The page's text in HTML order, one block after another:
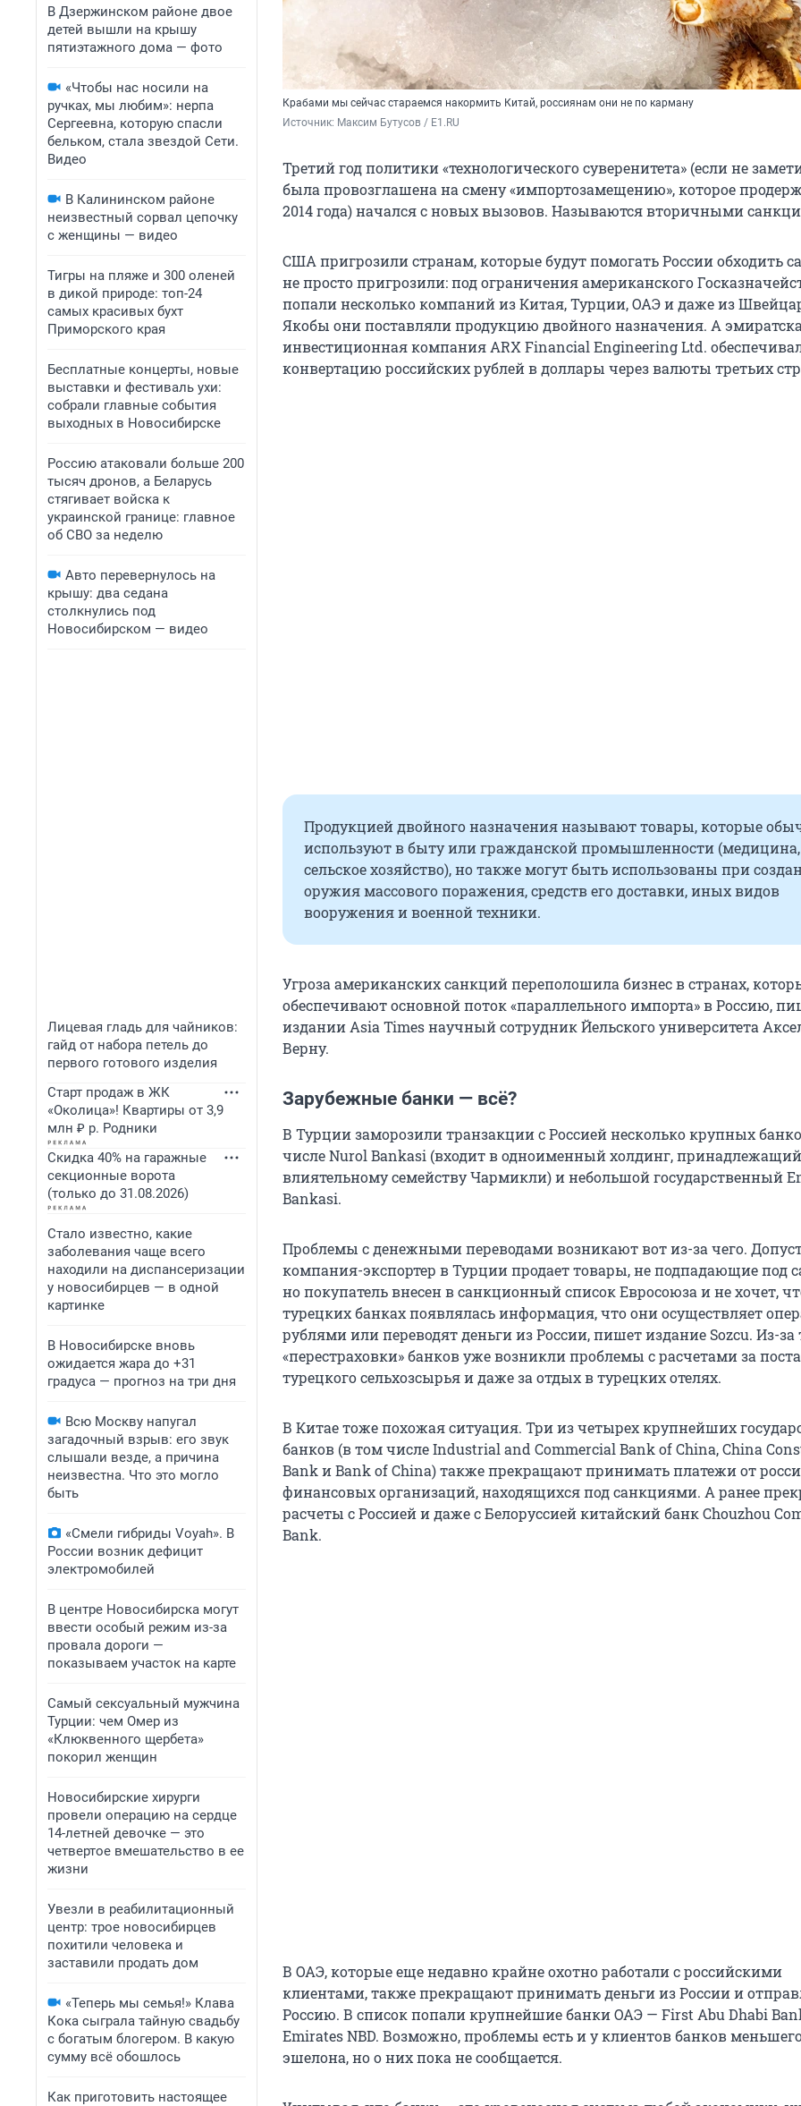
В Дзержинском районе двое
детей вышли на крышу
пятиэтажного дома — фото
«Чтобы нас носили на
ручках, мы любим»: нерпа
Сергеевна, которую спасли
бельком, стала звездой Сети.
Видео
В Калининском районе
неизвестный сорвал цепочку
с женщины — видео
Тигры на пляже и 300 оленей
в дикой природе: топ-24
самых красивых бухт
Приморского края
Бесплатные концерты, новые
выставки и фестиваль ухи:
собрали главные события
выходных в Новосибирске
Россию атаковали больше 200
тысяч дронов, а Беларусь
стягивает войска к
украинской границе: главное
об СВО за неделю
Авто перевернулось на
крышу: два седана
столкнулись под
Новосибирском — видео
Лицевая гладь для чайников:
гайд от набора петель до
первого готового изделия
Старт продаж в ЖК
«Околица»! Квартиры от 3,9
млн ₽ р. Родники
Скидка 40% на гаражные
секционные ворота
(только до 31.08.2026)
Стало известно, какие
заболевания чаще всего
находили на диспансеризации
у новосибирцев — в одной
картинке
В Новосибирске вновь
ожидается жара до +31
градуса — прогноз на три дня
Всю Москву напугал
загадочный взрыв: его звук
слышали везде, а причина
неизвестна. Что это могло
быть
«Смели гибриды Voyah». В
России возник дефицит
электромобилей
В центре Новосибирска могут
ввести особый режим из-за
провала дороги —
показываем участок на карте
Самый сексуальный мужчина
Турции: чем Омер из
«Клюквенного щербета»
покорил женщин
Новосибирские хирурги
провели операцию на сердце
14-летней девочке — это
четвертое вмешательство в ее
жизни
Увезли в реабилитационный
центр: трое новосибирцев
похитили человека и
заставили продать дом
«Теперь мы семья!» Клава
Кока сыграла тайную свадьбу
с богатым блогером. В какую
сумму всё обошлось
Как приготовить настоящее
Крабами мы сейчас стараемся накормить Китай, россиянам они не по карману
Источник: Максим Бутусов / E1.RU
Третий год политики «технологического суверенитета» (если не
была провозглашена на смену «импортозамещению», которое
2014 года) начался с новых вызовов. Называются вторичными
США пригрозили странам, которые будут помогать России обходить
не просто пригрозили: под ограничения американского
попали несколько компаний из Китая, Турции, ОАЭ и даже из
Якобы они поставляли продукцию двойного назначения. А
инвестиционная компания ARX Financial Engineering Ltd.
конвертацию российских рублей в доллары через валюты третьих
Продукцией двойного назначения называют товары, которые
используют в быту или гражданской промышленности (медицина,
сельское хозяйство), но также могут быть использованы при
оружия массового поражения, средств его доставки, иных видов
вооружения и военной техники.
Угроза американских санкций переполошила бизнес в странах,
обеспечивают основной поток «параллельного импорта» в Россию,
издании Asia Times научный сотрудник Йельского университета
Верну.
Зарубежные банки — всё?
В Турции заморозили транзакции с Россией несколько крупных
числе Nurol Bankasi (входит в одноименный холдинг, принадлежащий
влиятельному семейству Чармикли) и небольшой государственный
Bankasi.
Проблемы с денежными переводами возникают вот из-за чего.
компания-экспортер в Турции продает товары, не подпадающие под
но покупатель внесен в санкционный список Евросоюза и не хочет,
турецких банках появлялась информация, что они осуществляет
рублями или переводят деньги из России, пишет издание Sozcu. Из-за
«перестраховки» банков уже возникли проблемы с расчетами за
турецкого сельхозсырья и даже за отдых в турецких отелях.
В Китае тоже похожая ситуация. Три из четырех крупнейших
банков (в том числе Industrial and Commercial Bank of China, China
Bank и Bank of China) также прекращают принимать платежи от
финансовых организаций, находящихся под санкциями. А ранее
расчеты с Россией и даже с Белоруссией китайский банк Chouzhou
Bank.
В ОАЭ, которые еще недавно крайне охотно работали с российскими
клиентами, также прекращают принимать деньги из России и
Россию. В список попали крупнейшие банки ОАЭ — First Abu Dhabi
Emirates NBD. Возможно, проблемы есть и у клиентов банков
эшелона, но о них пока не сообщается.